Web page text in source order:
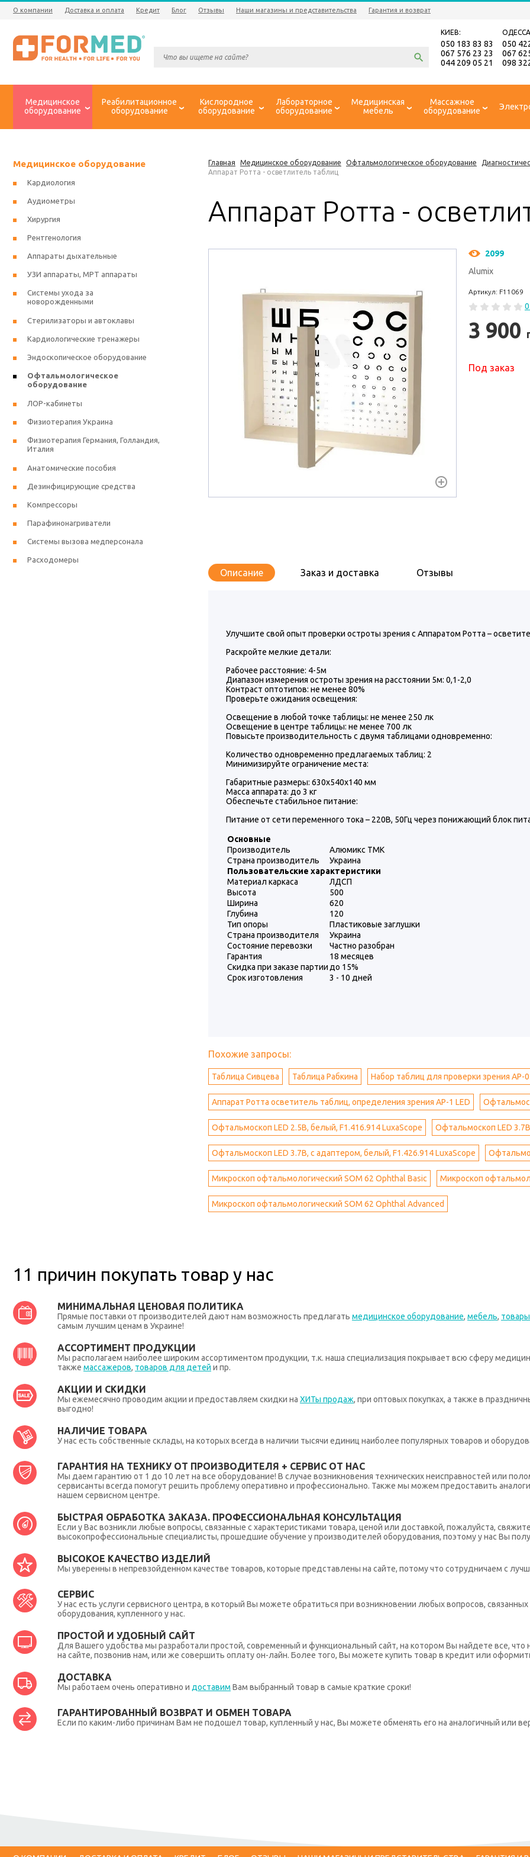
О компании Доставка и оплата Кредит Блог Отзывы Наши магазины и представительства Гарантия и возврат
КИЕВ:
050 183 83 83
067 576 23 23
044 209 05 21
050
067
098
Медицинское
оборудование
Реабилитационное
оборудование
Кислородное
оборудование
Лабораторное
оборудование
Медицинская
мебель
Массажное
оборудование
Главная Медицинское оборудование Офтальмологическое оборудование
Аппарат Ротта - осветлитель таблиц
Аппарат Ротта -
2099
Alumix
Артикул: F11069
3 900
Под заказ
Описание Заказ и доставка Отзывы
Улучшите свой опыт проверки остроты зрения с Аппаратом Ротта –
Раскройте мелкие детали:
Рабочее расстояние: 4-5м
Диапазон измерения остроты зрения на расстоянии 5м: 0,1-2,0
Контраст оптотипов: не менее 80%
Проверьте ожидания освещения:
Освещение в любой точке таблицы: не менее 250 лк
Освещение в центре таблицы: не менее 700 лк
Повысьте производительность с двумя таблицами одновременно:
Количество одновременно предлагаемых таблиц: 2
Минимизируйте ограничение места:
Габаритные размеры: 630х540х140 мм
Масса аппарата: до 3 кг
Обеспечьте стабильное питание:
Питание от сети переменного тока – 220В, 50Гц через понижающий блок
Основные
Производитель
Алюмикс ТМК
Страна производитель
Украина
Пользовательские характеристики
Материал каркаса
ЛДСП
Высота
500
Ширина
620
Глубина
120
Тип опоры
Пластиковые заглушки
Страна производителя
Украина
Состояние перевозки
Частно разобран
Гарантия
18 месяцев
Скидка при заказе партии до 15%
Срок изготовления
3 - 10 дней
Похожие запросы:
Таблица Сивцева Таблица Рабкина Набор таблиц для проверки зрения АР-
Аппарат Ротта осветитель таблиц, определения зрения АР-1 LED
Офтальмоскоп LED 2.5В, белый, F1.416.914 LuxaScope Офтальмоскоп LED
Офтальмоскоп LED 3.7В, с адаптером, белый, F1.426.914 LuxaScope
Микроскоп офтальмологический SOM 62 Ophthal Basic Микроскоп
Микроскоп офтальмологический SOM 62 Ophthal Advanced
Медицинское оборудование
Кардиология
Аудиометры
Хирургия
Рентгенология
Аппараты дыхательные
УЗИ аппараты, МРТ аппараты
Системы ухода за
новорожденными
Стерилизаторы и автоклавы
Кардиологические тренажеры
Эндоскопическое оборудование
Офтальмологическое
оборудование
ЛОР-кабинеты
Физиотерапия Украина
Физиотерапия Германия, Голландия,
Италия
Анатомические пособия
Дезинфицирующие средства
Компрессоры
Парафинонагриватели
Системы вызова медперсонала
Расходомеры
11 причин покупать товар у нас
МИНИМАЛЬНАЯ ЦЕНОВАЯ ПОЛИТИКА
Прямые поставки от производителей дают нам возможность предлагать медицинское оборудование, мебель,
самым лучшим ценам в Украине!
АССОРТИМЕНТ ПРОДУКЦИИ
Мы располагаем наиболее широким ассортиментом продукции, т.к. наша специализация покрывает всю сферу
также массажеров, товаров для детей и пр.
АКЦИИ И СКИДКИ
Мы ежемесячно проводим акции и предоставляем скидки на ХИТы продаж, при оптовых покупках, а также в
выгодно!
НАЛИЧИЕ ТОВАРА
У нас есть собственные склады, на которых всегда в наличии тысячи единиц наиболее популярных товаров и
ГАРАНТИЯ НА ТЕХНИКУ ОТ ПРОИЗВОДИТЕЛЯ + СЕРВИС ОТ НАС
Мы даем гарантию от 1 до 10 лет на все оборудование! В случае возникновения технических неисправностей или
сервисанты всегда помогут решить проблему оперативно и профессионально. Также мы можем предоставить
нашем сервисном центре.
БЫСТРАЯ ОБРАБОТКА ЗАКАЗА. ПРОФЕССИОНАЛЬНАЯ КОНСУЛЬТАЦИЯ
Если у Вас возникли любые вопросы, связанные с характеристиками товара, ценой или доставкой, пожалуйста,
высокопрофессиональные специалисты, прошедшие обучение у производителей оборудования, поэтому у нас Вы
ВЫСОКОЕ КАЧЕСТВО ИЗДЕЛИЙ
Мы уверенны в непревзойденном качестве товаров, которые представлены на сайте, потому что сотрудничаем с
СЕРВИС
У нас есть услуги сервисного центра, в который Вы можете обратиться при возникновении любых вопросов,
оборудования, купленного у нас.
ПРОСТОЙ И УДОБНЫЙ САЙТ
Для Вашего удобства мы разработали простой, современный и функциональный сайт, на котором Вы найдете все,
на сайте, позвонив нам, или же совершить оплату он-лайн. Более того, Вы можете купить товар в кредит или
ДОСТАВКА
Мы работаем очень оперативно и доставим Вам выбранный товар в самые краткие сроки!
ГАРАНТИРОВАННЫЙ ВОЗВРАТ И ОБМЕН ТОВАРА
Если по каким-либо причинам Вам не подошел товар, купленный у нас, Вы можете обменять его на аналогичный или